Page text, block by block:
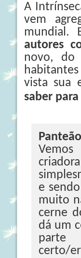
A
vem
mundial.
autores
novo, do
vista sua
saber
Panteão
e
muito
cerne
dá um
parte
certo/